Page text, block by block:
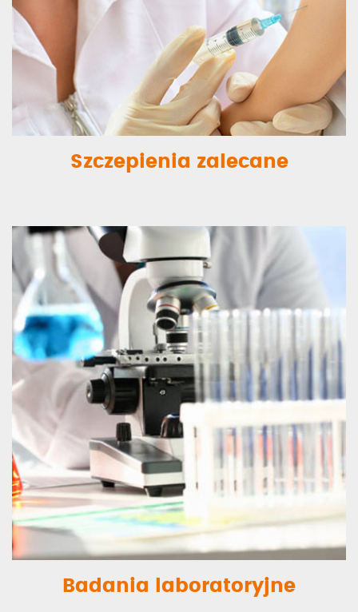
Szczepienia zalecane
Badania laboratoryjne